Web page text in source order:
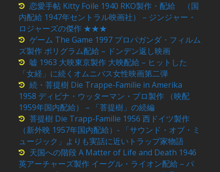
恋愛手帖 Kitty Foile 1940 RKO製作・配給 （国
内配給 1947年セントラル映画社） – ジンジャー・
ロジャーズの傑作 ★★★
ゲーム The Game 1997 プロパガンダ・フィルム
ズ製作 ポリグラム配給 – ドンデン返し映画
嘘 1963 大映東京製作 大映配給 – ヒットした
「女経」に続くオムニバス女性映画第二弾
続・菩提樹 Die Trappe-Familie in Amerika
1958 ディビナ・ウッターマン・プロ製作 （映配
1959年国内配給） – 「菩提樹」の続編
菩提樹 Die Trapp-Familie 1956 西ドイツ製作
（新外映 1957年国内配給）- 「サウンド・オブ・ミ
ュージック」よりも実話に近いトラップ家物語
天国への階段 A Matter of Life and Death 1946
英アーチャーズ製作 イーグル・ライオン配給 – パ